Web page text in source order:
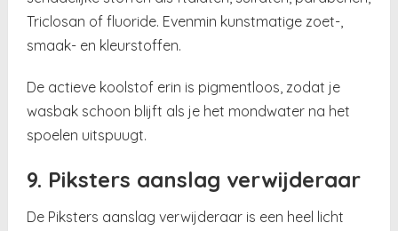
Triclosan of fluoride. Evenmin kunstmatige zoet-,
smaak- en kleurstoffen.
De actieve koolstof erin is pigmentloos, zodat je
wasbak schoon blijft als je het mondwater na het
spoelen uitspuugt.
9. Piksters aanslag verwijderaar
De Piksters aanslag verwijderaar is een heel licht